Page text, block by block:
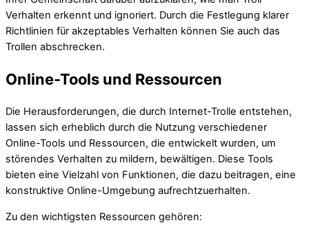
Verhalten erkennt und ignoriert. Durch die Festlegung klarer
Richtlinien für akzeptables Verhalten können Sie auch das
Trollen abschrecken.
Online-Tools und Ressourcen
Die Herausforderungen, die durch Internet-Trolle entstehen,
lassen sich erheblich durch die Nutzung verschiedener
Online-Tools und Ressourcen, die entwickelt wurden, um
störendes Verhalten zu mildern, bewältigen. Diese Tools
bieten eine Vielzahl von Funktionen, die dazu beitragen, eine
konstruktive Online-Umgebung aufrechtzuerhalten.
Zu den wichtigsten Ressourcen gehören: